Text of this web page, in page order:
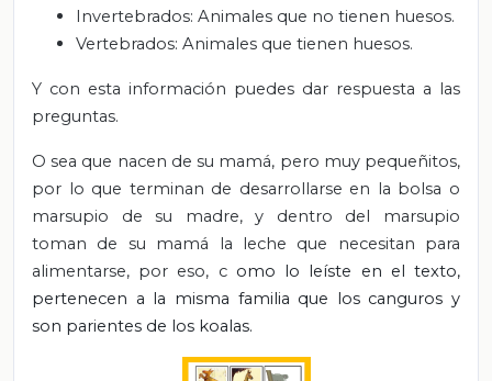
Invertebrados: Animales que no tienen huesos.
Vertebrados: Animales que tienen huesos.
Y con esta información puedes dar respuesta a las
preguntas.
O sea que nacen de su mamá, pero muy pequeñitos,
por lo que terminan de desarrollarse en la bolsa o
marsupio de su madre, y dentro del marsupio
toman de su mamá la leche que necesitan para
alimentarse, por eso, c omo lo leíste en el texto,
pertenecen a la misma familia que los canguros y
son parientes de los koalas.